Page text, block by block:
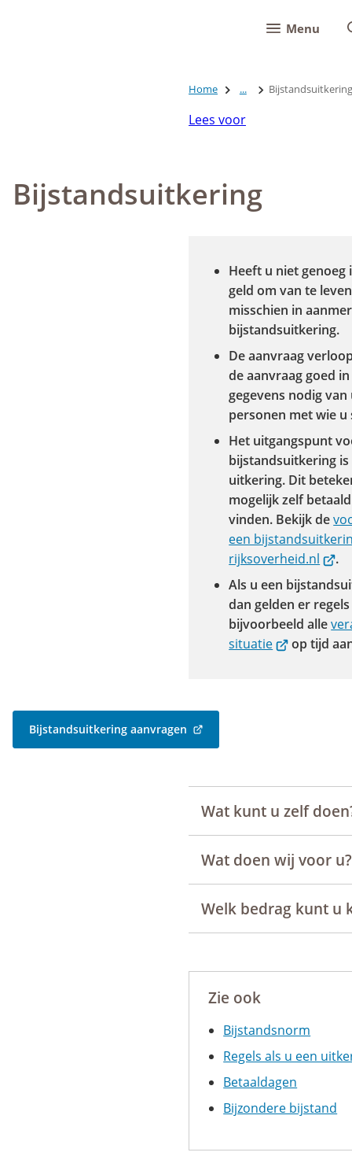
Menu
Home ... Bijstandsuitkering
Lees voor
Bijstandsuitkering
Heeft u niet
geld om van te
misschien in
bijstandsuitkering.
De aanvraag
de aanvraag goed
gegevens nodig van
personen met wie
Het uitgangspunt
bijstandsuitkering
uitkering. Dit
mogelijk zelf
vinden. Bekijk de
een
rijksoverheid.nl
naar
een
.
Als u een
dan gelden er
bijvoorbeeld alle
situatie(Verwijst
op tijd
Bijstandsuitkering aanvragen
(Verwijst
Wat kunt u zelf
Wat doen wij voor u?
Welk bedrag kunt u
Zie ook
Bijstandsnorm
Regels als u een
Betaaldagen
Bijzondere bijstand